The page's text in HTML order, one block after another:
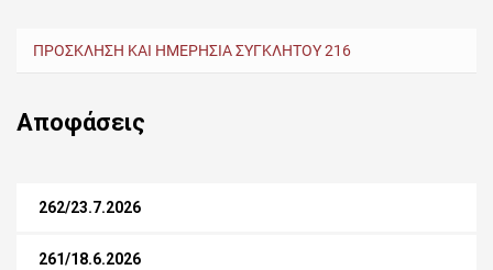
ΠΡΟΣΚΛΗΣΗ ΚΑΙ ΗΜΕΡΗΣΙΑ ΣΥΓΚΛΗΤΟΥ 216
Αποφάσεις
262/23.7.2026
261/18.6.2026